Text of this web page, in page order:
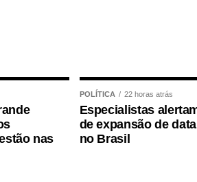
e igualdade de oportunidades
nas
POLÍTICA 22 horas atrás
Especialistas
de expansão de
no Brasil